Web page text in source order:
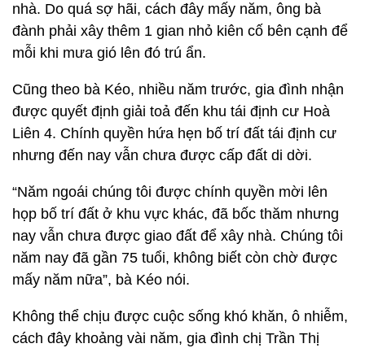
nhà. Do quá sợ hãi, cách đây mấy năm, ông bà
đành phải xây thêm 1 gian nhỏ kiên cố bên cạnh để
mỗi khi mưa gió lên đó trú ẩn.
Cũng theo bà Kéo, nhiều năm trước, gia đình nhận
được quyết định giải toả đến khu tái định cư Hoà
Liên 4. Chính quyền hứa hẹn bố trí đất tái định cư
nhưng đến nay vẫn chưa được cấp đất di dời.
“Năm ngoái chúng tôi được chính quyền mời lên
họp bố trí đất ở khu vực khác, đã bốc thăm nhưng
nay vẫn chưa được giao đất để xây nhà. Chúng tôi
năm nay đã gần 75 tuổi, không biết còn chờ được
mấy năm nữa”, bà Kéo nói.
Không thể chịu được cuộc sống khó khăn, ô nhiễm,
cách đây khoảng vài năm, gia đình chị Trần Thị